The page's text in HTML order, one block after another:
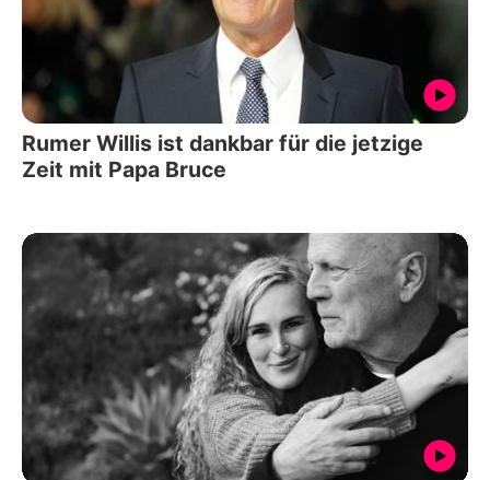
Rumer Willis ist dankbar für die jetzige
Zeit mit Papa Bruce